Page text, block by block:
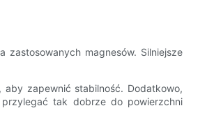
zastosowanych magnesów. Silniejsze
aby zapewnić stabilność. Dodatkowo,
przylegać tak dobrze do powierzchni